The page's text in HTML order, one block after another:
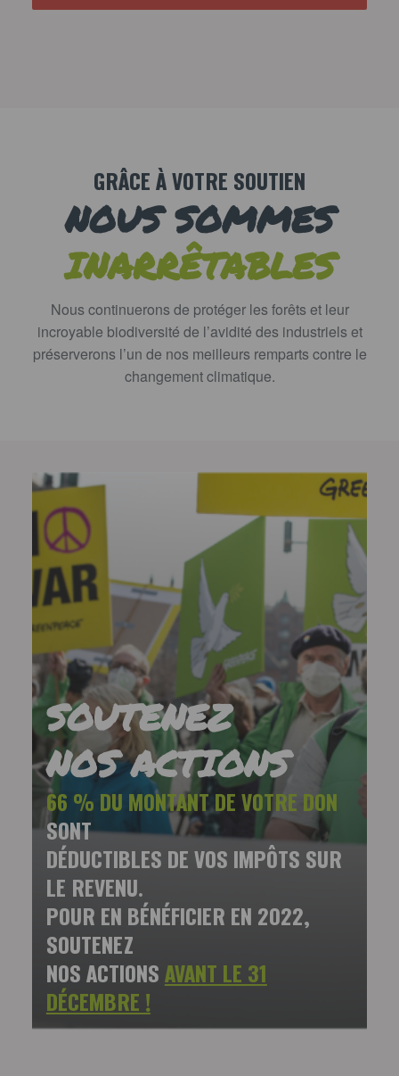
GRÂCE À VOTRE SOUTIEN
NOUS SOMMES
INARRÊTABLES
Nous continuerons de protéger les forêts et leur
incroyable biodiversité de l’avidité des industriels et
préserverons l’un de nos meilleurs remparts contre le
changement climatique.
SOUTENEZ
NOS ACTIONS
66 % DU MONTANT DE VOTRE DON
SONT
DÉDUCTIBLES DE VOS IMPÔTS SUR
LE REVENU.
POUR EN BÉNÉFICIER EN 2022,
SOUTENEZ
NOS ACTIONSAVANT LE 31
DÉCEMBRE !